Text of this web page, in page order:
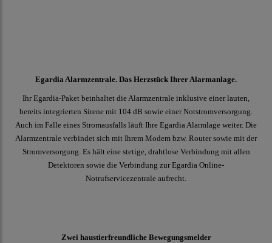
Egardia Alarmzentrale. Das Herzstück Ihrer Alarmanlage.
Ihr Egardia-Paket beinhaltet die Alarmzentrale inklusive einer lauten,
bereits integrierten Sirene mit 104 dB sowie einer Notstromversorgung.
Auch im Falle eines Stromausfalls läuft Ihre Egardia Alarmlage weiter. Die
Alarmzentrale verbindet sich mit Ihrem Modem bzw. Router sowie mit der
Stromversorgung. Es hält eine stetige, drahtlose Verbindung mit allen
Detektoren sowie die Verbindung zur Egardia Online-
Notrufservicezentrale aufrecht.
Zwei haustierfreundliche Bewegungsmelder